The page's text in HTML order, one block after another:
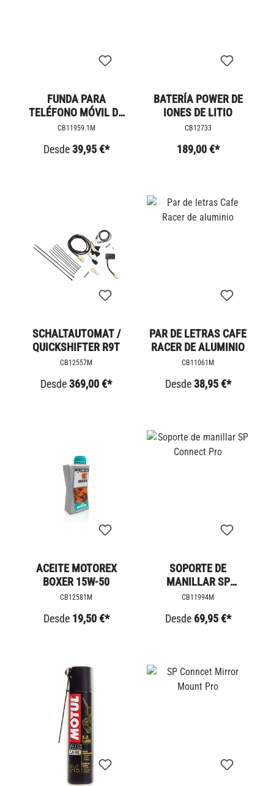
FUNDA PARA
TELÉFONO MÓVIL DE
CUERO MAGNÉTICO
CB11959.1M
Desde39,95 €*
BATERÍA POWER DE
IONES DE LITIO
CB12733
189,00 €*
SCHALTAUTOMAT /
QUICKSHIFTER R9T
CB12557M
Desde369,00 €*
PAR DE LETRAS CAFE
RACER DE ALUMINIO
CB11061M
Desde38,95 €*
ACEITE MOTOREX
BOXER 15W-50
CB12581M
Desde 19,50 €*
SOPORTE DE
MANILLAR SP
CONNECT PRO
CB11994M
Desde 69,95 €*